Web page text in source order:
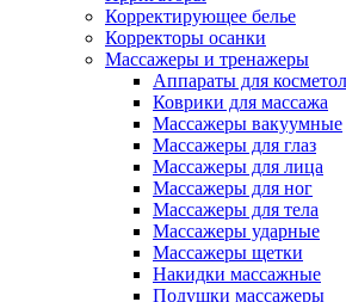
Корректирующее белье
Корректоры осанки
Массажеры и тренажеры
Аппараты для
Коврики для массажа
Массажеры вакуумные
Массажеры для глаз
Массажеры для лица
Массажеры для ног
Массажеры для тела
Массажеры ударные
Массажеры щетки
Накидки массажные
Подушки массажеры